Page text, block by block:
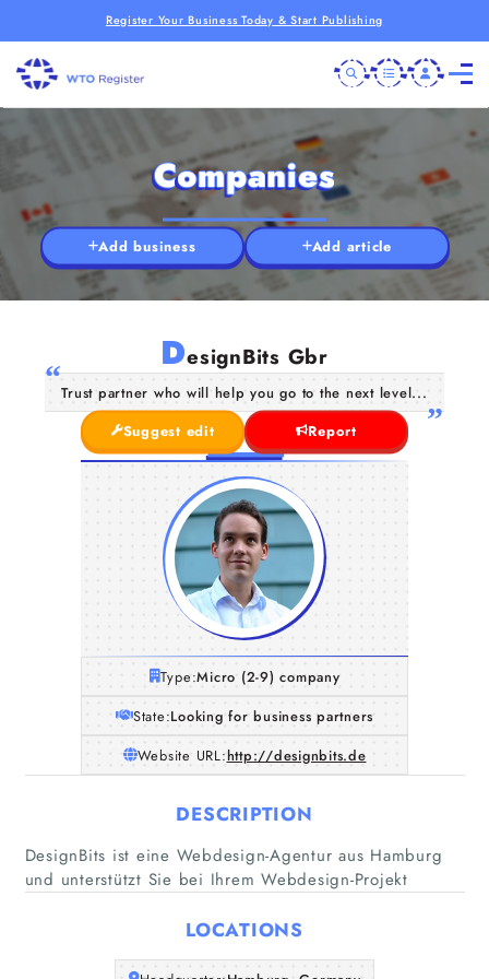
Register Your Business Today & Start Publishing
Home
Articles
Companies
Add business Add article
DesignBits Gbr
Trust partner who will help you go to the next level...
Suggest edit
Report
Type:Micro (2-9) company
State:Looking for business partners
Website URL:http://designbits.de
DESCRIPTION
DesignBits ist eine Webdesign-Agentur aus Hamburg
und unterstützt Sie bei Ihrem Webdesign-Projekt
LOCATIONS